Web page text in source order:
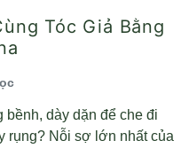
Tóc Giả Bằng
bềnh, dày dặn để che đi
rụng? Nỗi sợ lớn nhất của